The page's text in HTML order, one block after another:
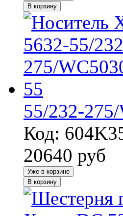
В корзину
55/232-
Код:
20640 руб
Уже в корзине
В корзину